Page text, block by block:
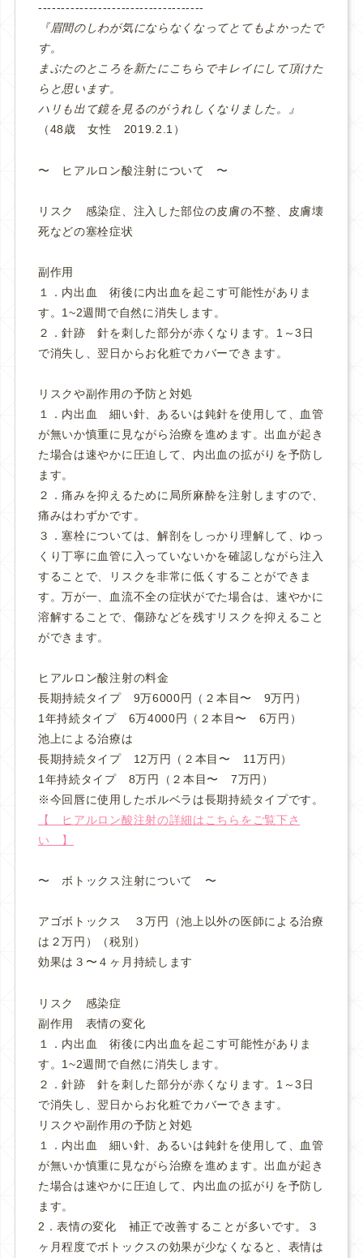
‐‐‐‐‐‐‐‐‐‐‐‐‐‐‐‐‐‐‐‐‐‐‐‐‐‐‐‐‐‐‐‐‐‐‐‐
『眉間のしわが気にならなくなってとてもよかったで
す。
まぶたのところを新たにこちらでキレイにして頂けた
らと思います。
ハリも出て鏡を見るのがうれしくなりました。』
（48歳 女性 2019.2.1）
〜 ヒアルロン酸注射について 〜
リスク 感染症、注入した部位の皮膚の不整、皮膚壊
死などの塞栓症状
副作用
１．内出血 術後に内出血を起こす可能性がありま
す。1~2週間で自然に消失します。
２．針跡 針を刺した部分が赤くなります。1～3日
で消失し、翌日からお化粧でカバーできます。
リスクや副作用の予防と対処
１．内出血 細い針、あるいは鈍針を使用して、血管
が無いか慎重に見ながら治療を進めます。出血が起き
た場合は速やかに圧迫して、内出血の拡がりを予防し
ます。
２．痛みを抑えるために局所麻酔を注射しますので、
痛みはわずかです。
３．塞栓については、解剖をしっかり理解して、ゆっ
くり丁寧に血管に入っていないかを確認しながら注入
することで、リスクを非常に低くすることができま
す。万が一、血流不全の症状がでた場合は、速やかに
溶解することで、傷跡などを残すリスクを抑えること
ができます。
ヒアルロン酸注射の料金
長期持続タイプ 9万6000円（２本目〜 9万円）
1年持続タイプ 6万4000円（２本目〜 6万円）
池上による治療は
長期持続タイプ 12万円（２本目〜 11万円）
1年持続タイプ 8万円（２本目〜 7万円）
※今回唇に使用したボルベラは長期持続タイプです。
【 ヒアルロン酸注射の詳細はこちらをご覧下さ
い 】
〜 ボトックス注射について 〜
アゴボトックス ３万円（池上以外の医師による治療
は２万円）（税別）
効果は３〜４ヶ月持続します
リスク 感染症
副作用 表情の変化
１．内出血 術後に内出血を起こす可能性がありま
す。1~2週間で自然に消失します。
２．針跡 針を刺した部分が赤くなります。1～3日
で消失し、翌日からお化粧でカバーできます。
リスクや副作用の予防と対処
１．内出血 細い針、あるいは鈍針を使用して、血管
が無いか慎重に見ながら治療を進めます。出血が起き
た場合は速やかに圧迫して、内出血の拡がりを予防し
ます。
2．表情の変化 補正で改善することが多いです。３
ヶ月程度でボトックスの効果が少なくなると、表情は